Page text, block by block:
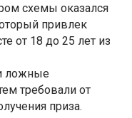
схемы оказался
привлек
от 18 до 25 лет из
ложные
требовали от
приза.